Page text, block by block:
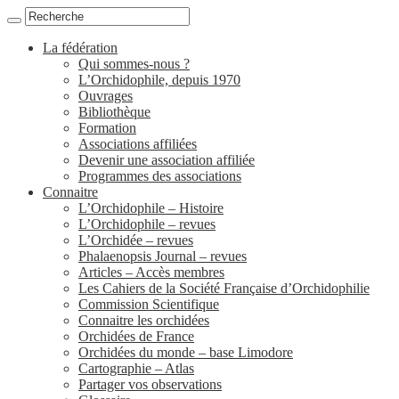
La fédération
Qui sommes-nous ?
L’Orchidophile, depuis 1970
Ouvrages
Bibliothèque
Formation
Associations affiliées
Devenir une association affiliée
Programmes des associations
Connaitre
L’Orchidophile – Histoire
L’Orchidophile – revues
L’Orchidée – revues
Phalaenopsis Journal – revues
Articles – Accès membres
Les Cahiers de la Société Française d’Orchidophilie
Commission Scientifique
Connaitre les orchidées
Orchidées de France
Orchidées du monde – base Limodore
Cartographie – Atlas
Partager vos observations